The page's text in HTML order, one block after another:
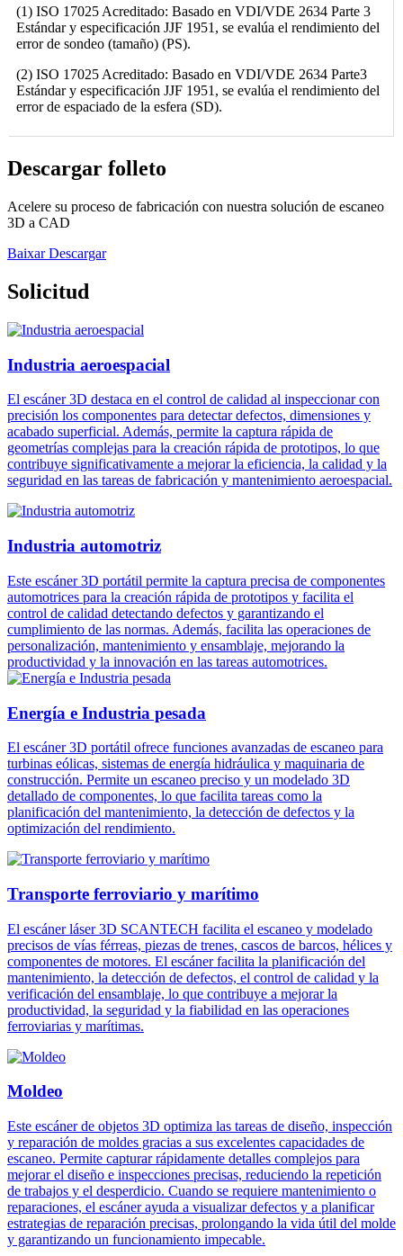
(1) ISO 17025 Acreditado: Basado en VDI/VDE 2634 Parte 3
Estándar y especificación JJF 1951, se evalúa el rendimiento del
error de sondeo (tamaño) (PS).
(2) ISO 17025 Acreditado: Basado en VDI/VDE 2634 Parte3
Estándar y especificación JJF 1951, se evalúa el rendimiento del
error de espaciado de la esfera (SD).
Descargar folleto
Acelere su proceso de fabricación con nuestra solución de escaneo
3D a CAD
BaixarDescargar
Solicitud
Industria aeroespacial
El escáner 3D destaca en el control de calidad al inspeccionar con
precisión los componentes para detectar defectos, dimensiones y
acabado superficial. Además, permite la captura rápida de
geometrías complejas para la creación rápida de prototipos, lo que
contribuye significativamente a mejorar la eficiencia, la calidad y la
seguridad en las tareas de fabricación y mantenimiento aeroespacial.
Industria automotriz
Este escáner 3D portátil permite la captura precisa de componentes
automotrices para la creación rápida de prototipos y facilita el
control de calidad detectando defectos y garantizando el
cumplimiento de las normas. Además, facilita las operaciones de
personalización, mantenimiento y ensamblaje, mejorando la
productividad y la innovación en las tareas automotrices.
Energía e Industria pesada
El escáner 3D portátil ofrece funciones avanzadas de escaneo para
turbinas eólicas, sistemas de energía hidráulica y maquinaria de
construcción. Permite un escaneo preciso y un modelado 3D
detallado de componentes, lo que facilita tareas como la
planificación del mantenimiento, la detección de defectos y la
optimización del rendimiento.
Transporte ferroviario y marítimo
El escáner láser 3D SCANTECH facilita el escaneo y modelado
precisos de vías férreas, piezas de trenes, cascos de barcos, hélices y
componentes de motores. El escáner facilita la planificación del
mantenimiento, la detección de defectos, el control de calidad y la
verificación del ensamblaje, lo que contribuye a mejorar la
productividad, la seguridad y la fiabilidad en las operaciones
ferroviarias y marítimas.
Moldeo
Este escáner de objetos 3D optimiza las tareas de diseño, inspección
y reparación de moldes gracias a sus excelentes capacidades de
escaneo. Permite capturar rápidamente detalles complejos para
mejorar el diseño e inspecciones precisas, reduciendo la repetición
de trabajos y el desperdicio. Cuando se requiere mantenimiento o
reparaciones, el escáner ayuda a visualizar defectos y a planificar
estrategias de reparación precisas, prolongando la vida útil del molde
y garantizando un funcionamiento impecable.